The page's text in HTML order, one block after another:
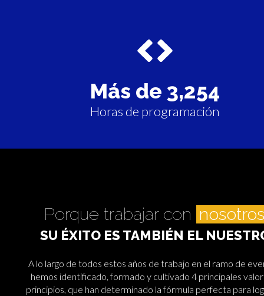
Más de 3,254
Horas de programación
Porque trabajar con nosotros
SU ÉXITO ES TAMBIÉN EL
A lo largo de todos estos años de trabajo en el ramo de
hemos identificado, formado y cultivado 4 principales
principios, que han determinado la fórmula perfecta para